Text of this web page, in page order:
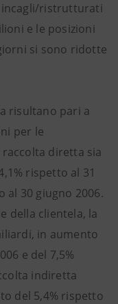
incagli/ristrutturati
e le posizioni
si sono ridotte
risultano pari a
per le
diretta sia
rispetto al 31
al 30 giugno 2006.
della clientela, la
in aumento
e del 7,5%
indiretta
del 5,4% rispetto